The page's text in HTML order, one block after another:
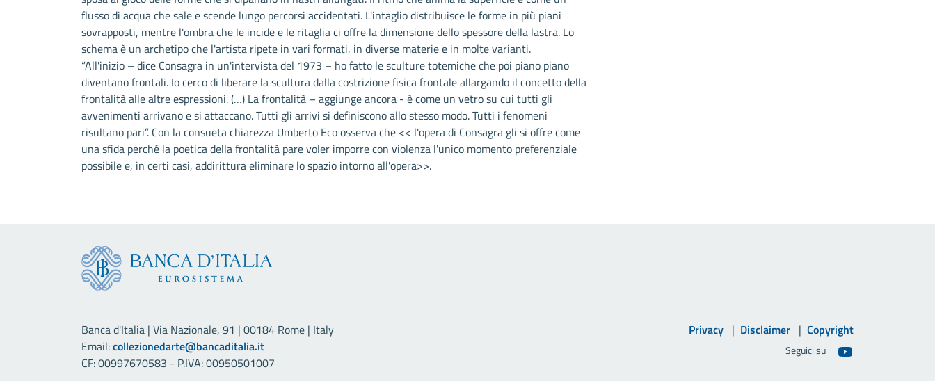
flusso di acqua che sale e scende lungo percorsi accidentati. L'intaglio distribuisce le forme in più piani
sovrapposti, mentre l'ombra che le incide e le ritaglia ci offre la dimensione dello spessore della lastra. Lo
schema è un archetipo che l'artista ripete in vari formati, in diverse materie e in molte varianti.
“All'inizio – dice Consagra in un'intervista del 1973 – ho fatto le sculture totemiche che poi piano piano
diventano frontali. Io cerco di liberare la scultura dalla costrizione fisica frontale allargando il concetto della
frontalità alle altre espressioni. (…) La frontalità – aggiunge ancora - è come un vetro su cui tutti gli
avvenimenti arrivano e si attaccano. Tutti gli arrivi si definiscono allo stesso modo. Tutti i fenomeni
risultano pari”. Con la consueta chiarezza Umberto Eco osserva che << l'opera di Consagra gli si offre come
una sfida perché la poetica della frontalità pare voler imporre con violenza l'unico momento preferenziale
possibile e, in certi casi, addirittura eliminare lo spazio intorno all'opera>>.
Banca d'Italia | Via Nazionale, 91 | 00184 Rome | Italy
Email:collezionedarte@bancaditalia.it
CF: 00997670583 - P.IVA: 00950501007
Privacy Disclaimer Copyright
Seguici su